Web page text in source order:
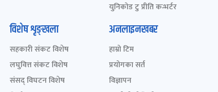
युनिकोड टु प्रीति कन्भर्टर
विशेष शृङ्खला
सहकारी संकट विशेष
लघुवित्त संकट विशेष
संसद् विघटन विशेष
अनलाइनखबर
हाम्रो टिम
प्रयोगका सर्त
विज्ञापन